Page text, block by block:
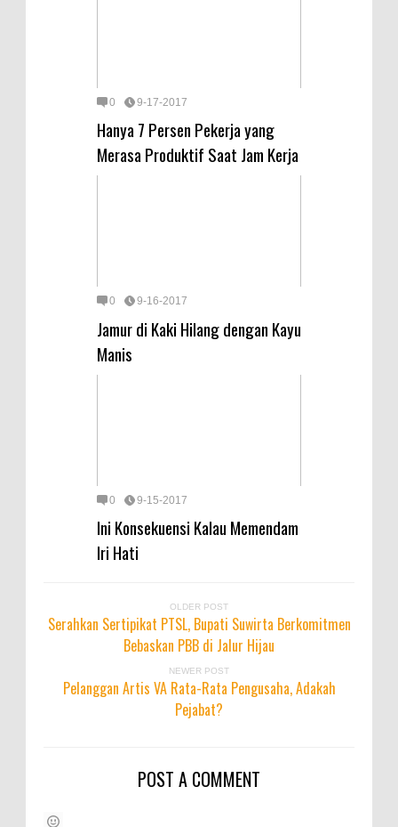
0 9-17-2017
Hanya 7 Persen Pekerja yang
Merasa Produktif Saat Jam Kerja
0 9-16-2017
Jamur di Kaki Hilang dengan Kayu
Manis
0 9-15-2017
Ini Konsekuensi Kalau Memendam
Iri Hati
OLDER POST
Serahkan Sertipikat PTSL, Bupati Suwirta Berkomitmen
Bebaskan PBB di Jalur Hijau
NEWER POST
Pelanggan Artis VA Rata-Rata Pengusaha, Adakah
Pejabat?
POST A COMMENT